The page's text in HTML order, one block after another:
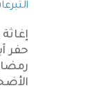
حفر
رمضان
الأضحى